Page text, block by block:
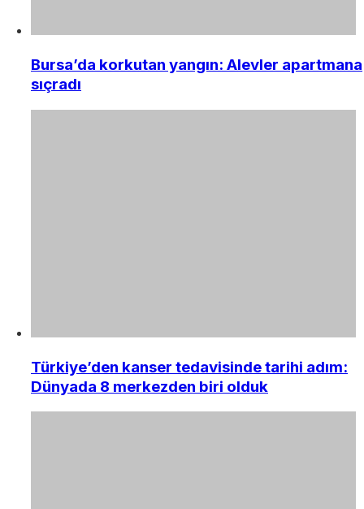
Bursa’da korkutan yangın: Alevler apartmana
sıçradı
Türkiye’den kanser tedavisinde tarihi adım:
Dünyada 8 merkezden biri olduk